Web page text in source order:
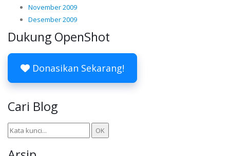
November 2009
Desember 2009
Dukung OpenShot
Donasikan Sekarang!
Cari Blog